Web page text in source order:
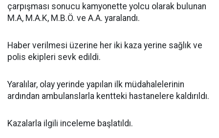
çarpışması sonucu kamyonette yolcu olarak bulunan
M.A, M.A.K, M.B.Ö. ve A.A. yaralandı.
Haber verilmesi üzerine her iki kaza yerine sağlık ve
polis ekipleri sevk edildi.
Yaralılar, olay yerinde yapılan ilk müdahalelerinin
ardından ambulanslarla kentteki hastanelere kaldırıldı.
Kazalarla ilgili inceleme başlatıldı.